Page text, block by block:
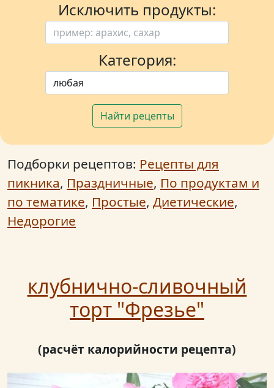
Исключить продукты:
Категория:
Найти рецепты
Подборки рецептов: Рецепты для
пикника, Праздничные, По продуктам и
по тематике, Простые, Диетические,
Недорогие
клубнично-сливочный
торт "Фрезье"
(расчёт калорийности рецепта)